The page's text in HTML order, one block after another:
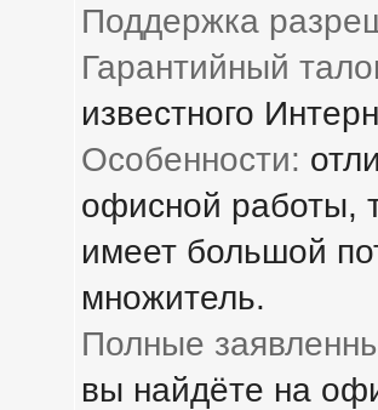
Поддержка
Гарантийный
известного
Особенности:
офисной работы,
имеет большой
множитель.
Полные
вы найдёте на